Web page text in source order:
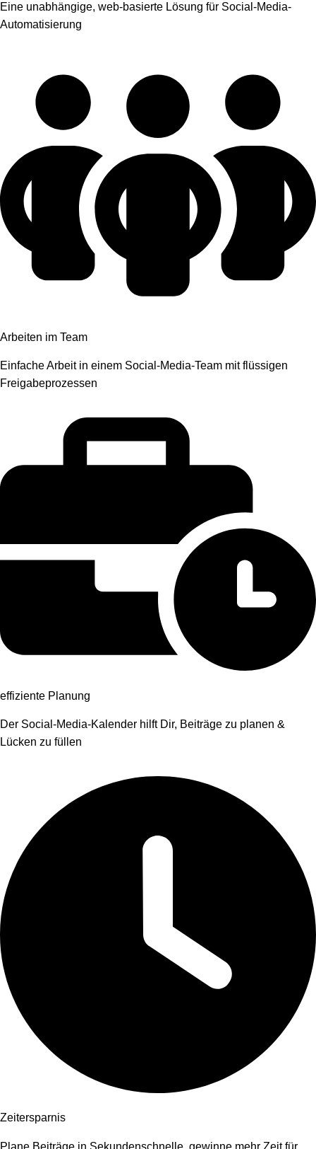
Eine unabhängige, web-basierte Lösung für Social-Media-
Automatisierung
Arbeiten im Team
Einfache Arbeit in einem Social-Media-Team mit flüssigen
Freigabeprozessen
effiziente Planung
Der Social-Media-Kalender hilft Dir, Beiträge zu planen &
Lücken zu füllen
Zeitersparnis
Plane Beiträge in Sekundenschnelle, gewinne mehr Zeit für